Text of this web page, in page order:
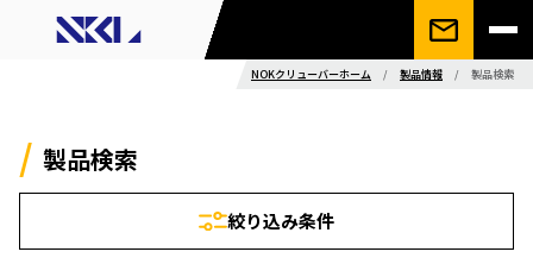
NOKクリューバーホーム / 製品情報 / 製品検索
製品検索
絞り込み条件